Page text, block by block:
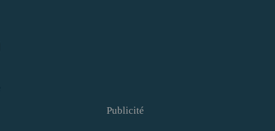
Publicité